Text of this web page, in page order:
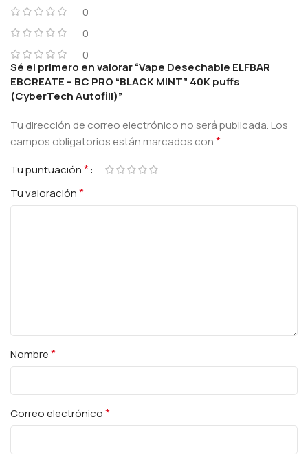
0
0
0
Sé el primero en valorar “Vape Desechable ELFBAR
EBCREATE – BC PRO “BLACK MINT” 40K puffs
(CyberTech Autofill)”
Tu dirección de correo electrónico no será publicada.Los
campos obligatorios están marcados con*
Tu puntuación*
Tu valoración*
Nombre*
Correo electrónico*